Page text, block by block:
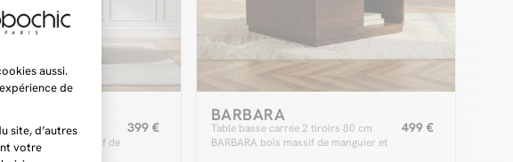
D.85 cm TORVI
et pieds bois massif de
399 €
BARBARA
Table basse carrée 2 tiroirs 80 cm
BARBARA bois massif de manguier et
499 €